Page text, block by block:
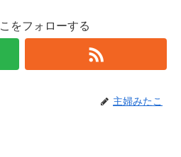
をフォローする
主婦みたこ